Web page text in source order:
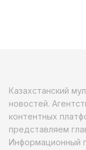
Казахстанский
новостей.
контентных
представляем
Информационный